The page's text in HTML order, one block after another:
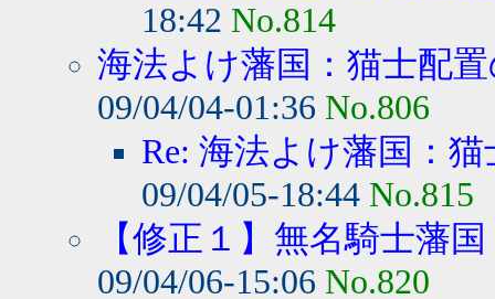
18:42 No.814
海法よけ藩国：猫士配
09/04/04-01:36 No.806
Re: 海法よけ藩国：
09/04/05-18:44 No.815
【修正１】無名騎士藩
09/04/06-15:06 No.820